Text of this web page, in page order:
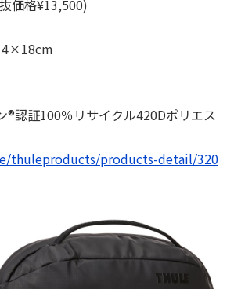
価格¥13,500)
®認証100％リサイクル420Dポリエス
thuleproducts/products-detail/320